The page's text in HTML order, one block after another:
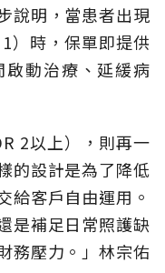
說明，當患者出現
）時，保單即提供
動治療、延緩病
2以上），則再一
的設計是為了降低
給客戶自由運用。
是補足日常照護缺
務壓力。」林宗佑